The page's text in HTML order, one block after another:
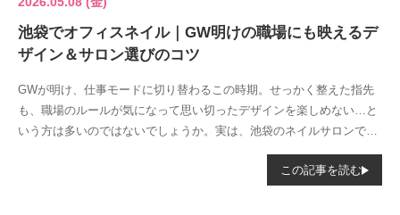
池袋でオフィスネイル｜GW明けの職場にも映えるデ
ザイン＆サロン選びのコツ
GWが明け、仕事モードに切り替わるこの時期。せっかく整えた指先
も、職場のルールが気になって思い切ったデザインを楽しめない…と
いう方は多いのではないでしょうか。実は、池袋のネイルサロンでは
この記事を読む